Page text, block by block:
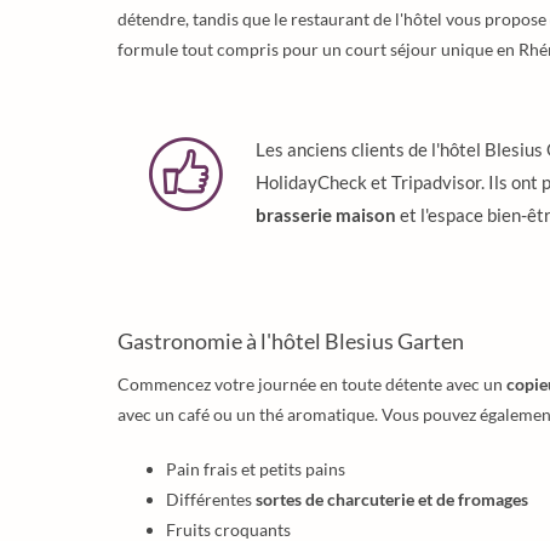
détendre, tandis que le restaurant de l'hôtel vous
formule tout compris pour un court séjour unique en
Les anciens clients de l'hôtel
HolidayCheck et Tripadvisor. Ils ont
brasserie maison et l'espace bien-
Gastronomie à l'hôtel Blesius Garten
Commencez votre journée en toute détente avec un
avec un café ou un thé aromatique. Vous pouvez
Pain frais et petits pains
Différentessortes de charcuterie et de fromages
Fruits croquants